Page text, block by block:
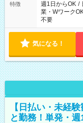
特徴 週1日からOK /
業・Wワーク
不要
気になる！
【日払い・未経
と勤務！単発・